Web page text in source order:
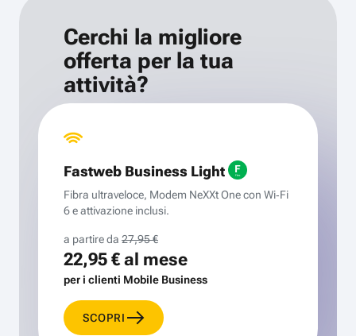
Cerchi la migliore
offerta per la tua
attività?
Fastweb Business Light
Fibra ultraveloce, Modem NeXXt One con Wi‑Fi
6 e attivazione inclusi.
a partire da 27,95 €
22,95 €al mese
per i clienti Mobile Business
SCOPRI